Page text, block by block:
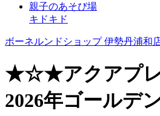
親子のあそび場
キドキド
ボーネルンドショップ 伊勢丹浦和
★☆★アクアプ
2026年ゴールデ